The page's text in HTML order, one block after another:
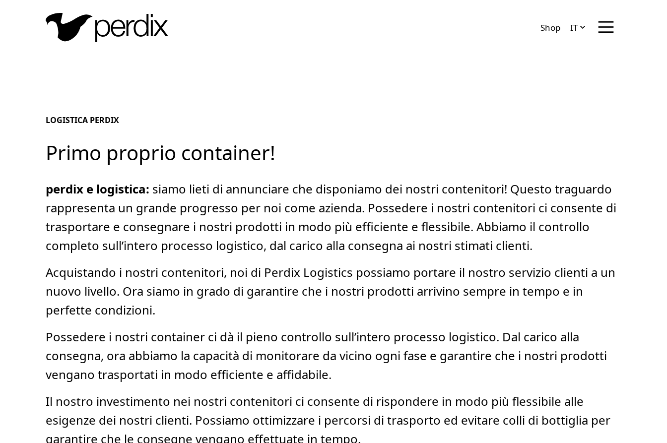
Shop IT Menü anzeigen/
LOGISTICA PERDIX
Primo proprio container!
perdix e logistica: siamo lieti di annunciare che disponiamo dei nostri contenitori! Questo traguardo
rappresenta un grande progresso per noi come azienda. Possedere i nostri contenitori ci consente di
trasportare e consegnare i nostri prodotti in modo più efficiente e flessibile. Abbiamo il controllo
completo sull’intero processo logistico, dal carico alla consegna ai nostri stimati clienti.
Acquistando i nostri contenitori, noi di Perdix Logistics possiamo portare il nostro servizio clienti a un
nuovo livello. Ora siamo in grado di garantire che i nostri prodotti arrivino sempre in tempo e in
perfette condizioni.
Possedere i nostri container ci dà il pieno controllo sull’intero processo logistico. Dal carico alla
consegna, ora abbiamo la capacità di monitorare da vicino ogni fase e garantire che i nostri prodotti
vengano trasportati in modo efficiente e affidabile.
Il nostro investimento nei nostri contenitori ci consente di rispondere in modo più flessibile alle
esigenze dei nostri clienti. Possiamo ottimizzare i percorsi di trasporto ed evitare colli di bottiglia per
garantire che le consegne vengano effettuate in tempo.